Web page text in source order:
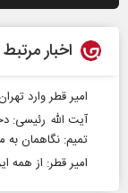
اخبار مرتبط
امیر قطر وارد
آیت الله رئیسی:
تمیم: نگاهمان
امیر قطر: از همه